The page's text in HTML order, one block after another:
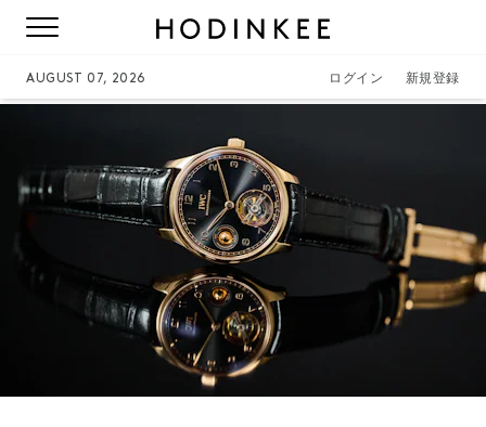
AUGUST 07, 2026 ログイン 新規登録